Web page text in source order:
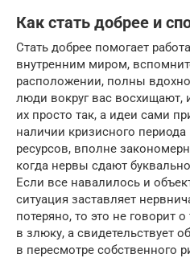
Как стать добрее и
Стать добрее помогает
внутренним миром,
расположении, полны
люди вокруг вас восхищают,
их просто так, а идеи сами
наличии кризисного
ресурсов, вполне
когда нервы сдают
Если все навалилось и
ситуация заставляет
потеряно, то это не говорит
в злюку, а свидетельствует
в пересмотре собственного